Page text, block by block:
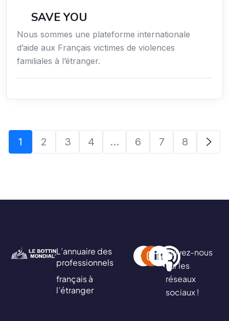
SAVE YOU
Nous sommes une plateforme internationale
d’aide aux Français victimes de violences
familiales à l’étranger.
1 2 3 4 … 6 7 8
L’annuaire des
professionnels
français à
l’étranger
Suivez-nous
sur les
réseaux
sociaux !